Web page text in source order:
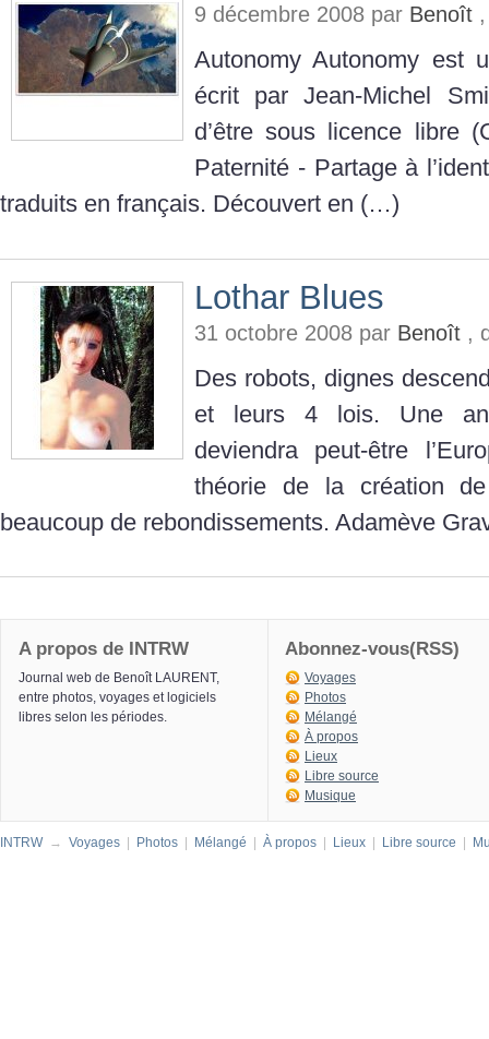
9 décembre 2008 par Benoît
Autonomy Autonomy est
écrit par Jean-Michel
d’être sous licence libre
Paternité - Partage à
traduits en français. Découvert en (…)
Lothar Blues
31 octobre 2008 par Benoît ,
Des robots, dignes
et leurs 4 lois. Une
deviendra peut-être
théorie de la création
beaucoup de rebondissements. Adamève
A propos de INTRW
Journal web de Benoît LAURENT,
entre photos, voyages et logiciels
libres selon les périodes.
Abonnez-vous(RSS)
Voyages
Photos
Mélangé
À propos
Lieux
Libre source
Musique
INTRW → Voyages | Photos | Mélangé | À propos | Lieux | Libre source |